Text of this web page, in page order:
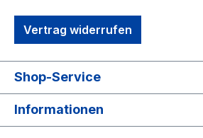
Vertrag widerrufen
Shop-Service
Informationen